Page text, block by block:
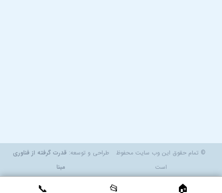
© تمام حقوق این وب سایت محفوظ
است
طراحی و توسعه: قدرت گرفته از فناوری
مبنا